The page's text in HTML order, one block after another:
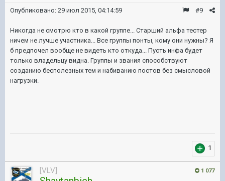
#9
Опубликовано: 29 июл 2015, 04:14:59
Никогда не смотрю кто в какой группе... Старший альфа тестер
ничем не лучше участника... Все группы понты, кому они нужны? Я
б предпочел вообще не видеть кто откуда... Пусть инфа будет
только владельцу видна. Группы и звания способствуют
созданию бесполезных тем и набиванию постов без смысловой
нагрузки.
1
1 077
[VLV]